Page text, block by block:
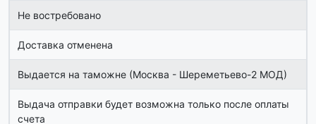
Не востребовано
Доставка отменена
Выдается на таможне (Москва - Шереметьево-2 МОД)
Выдача отправки будет возможна только после оплаты
счета